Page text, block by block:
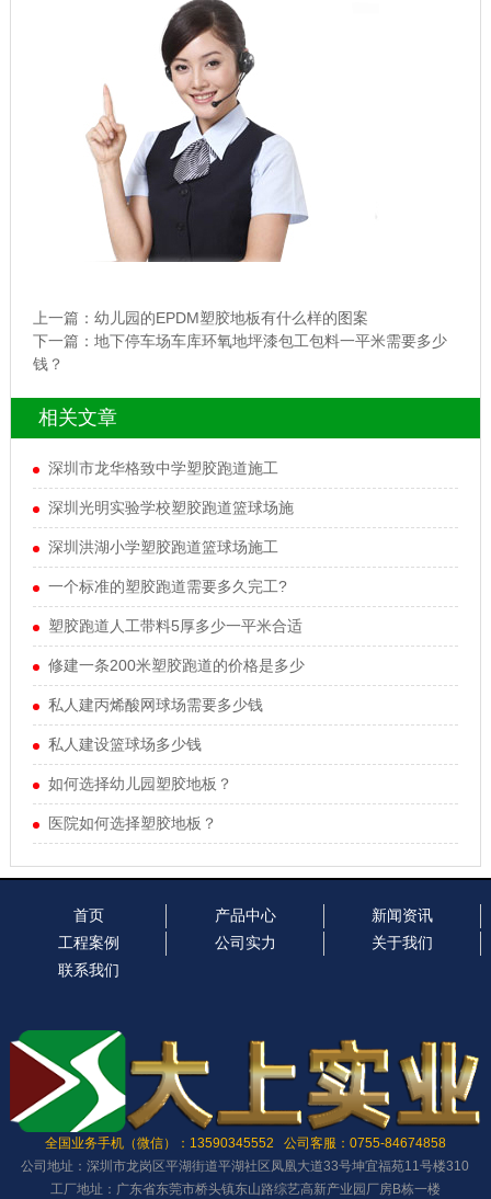
上一篇： 幼儿园的EPDM塑胶地板有什么样的图案
下一篇： 地下停车场车库环氧地坪漆包工包料一平米需要多少
钱？
相关文章
深圳市龙华格致中学塑胶跑道施工
深圳光明实验学校塑胶跑道篮球场施
深圳洪湖小学塑胶跑道篮球场施工
一个标准的塑胶跑道需要多久完工?
塑胶跑道人工带料5厚多少一平米合适
修建一条200米塑胶跑道的价格是多少
私人建丙烯酸网球场需要多少钱
私人建设篮球场多少钱
如何选择幼儿园塑胶地板？
医院如何选择塑胶地板？
首页 产品中心
新闻资讯
工程案例
公司实力
关于我们
联系我们
全国业务手机（微信）：13590345552 公司客服：0755-84674858
公司地址：深圳市龙岗区平湖街道平湖社区凤凰大道33号坤宜福苑11号楼310
工厂地址：广东省东莞市桥头镇东山路综艺高新产业园厂房B栋一楼